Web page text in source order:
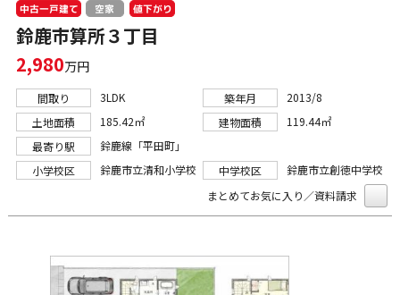
中古一戸建て 空家 値下がり
鈴鹿市算所３丁目
2,980万円
間取り 3LDK 築年月
2013/8
土地面積
185.42㎡ 建物面積
119.44㎡
最寄り駅
鈴鹿線「平田町」
小学校区
鈴鹿市立清和小学校 中学校区
鈴鹿市立創徳中学校
まとめてお気に入り／資料請求